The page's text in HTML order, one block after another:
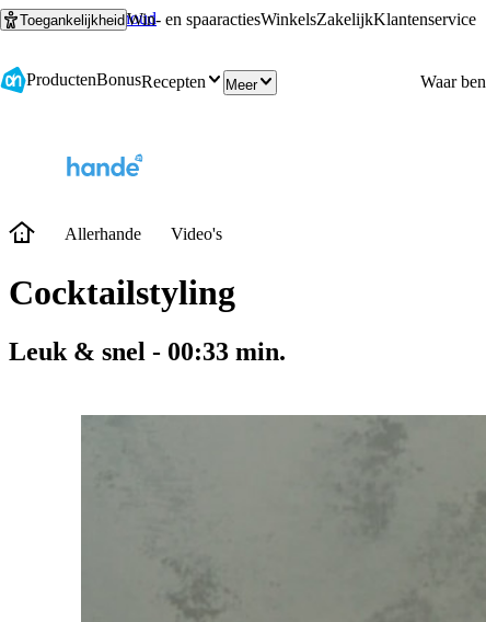
Ga naar hoofdinhoud
Ga naar zoeken
ToegankelijkheidWin- en spaaractiesWinkelsZakelijkKlantenservice
ProductenBonusRecepten Meer
Allerhande Video's
Cocktailstyling
Leuk & snel - 00:33 min.